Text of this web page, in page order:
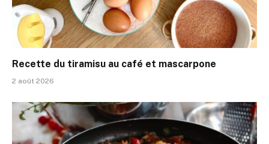
Recette du tiramisu au café et mascarpone
2 août 2026